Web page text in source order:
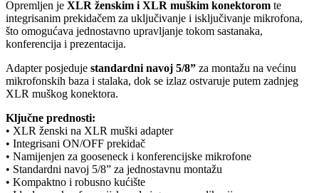
količina
Opremljen je XLR ženskim i XLR muškim konektorom te
integrisanim prekidačem za uključivanje i isključivanje mikrofona,
što omogućava jednostavno upravljanje tokom sastanaka,
konferencija i prezentacija.
Adapter posjeduje standardni navoj 5/8” za montažu na većinu
mikrofonskih baza i stalaka, dok se izlaz ostvaruje putem zadnjeg
XLR muškog konektora.
Ključne prednosti:
• XLR ženski na XLR muški adapter
• Integrisani ON/OFF prekidač
• Namijenjen za gooseneck i konferencijske mikrofone
• Standardni navoj 5/8” za jednostavnu montažu
• Kompaktno i robusno kućište